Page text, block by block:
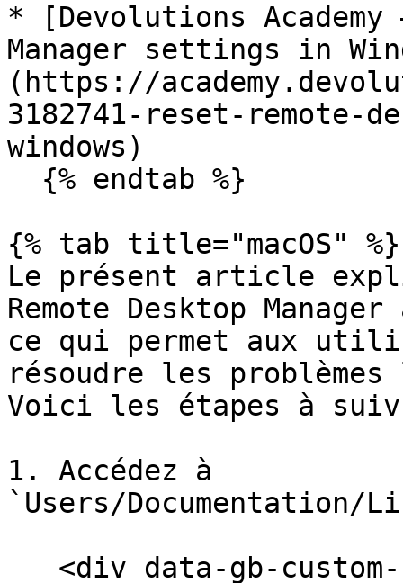
* [Devolutions Academy
Manager settings in
(https://
3182741-reset-remote-
windows)
{% tab title="macOS" %}
Le présent article
Remote Desktop
ce qui permet aux
résoudre les
Voici les étapes à
1. Accédez à
`Users/